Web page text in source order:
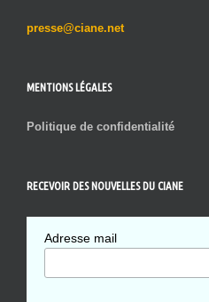
presse@ciane.net
MENTIONS LÉGALES
Politique de confidentialité
RECEVOIR DES NOUVELLES DU CIANE
Adresse mail